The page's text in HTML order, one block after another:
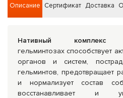
Описание Сертификат Доставка
Нативный
гельминтозах способствует
органов и систем,
гельминтов, предотвращает
и нормализует состав
восстанавливает и